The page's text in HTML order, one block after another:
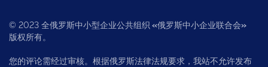
© 2023 全俄罗斯中小型企业公共组织 «俄罗斯中小企业联合会»
版权所有。
您的评论需经过审核。根据俄罗斯法律法规要求，我站不允许发布